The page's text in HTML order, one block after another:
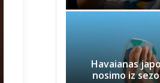
Havaianas
nosimo iz